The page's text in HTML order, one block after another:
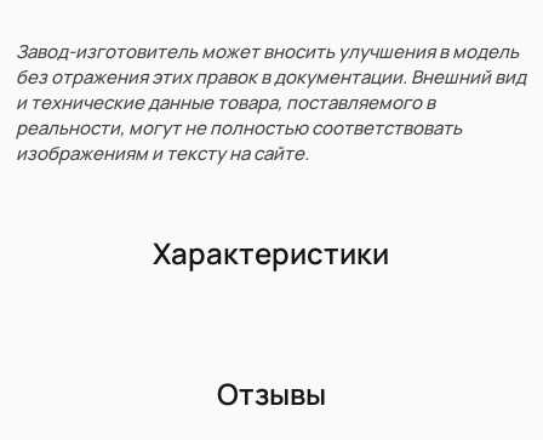
Завод-изготовитель может вносить улучшения в модель
без отражения этих правок в документации. Внешний вид
и технические данные товара, поставляемого в
реальности, могут не полностью соответствовать
изображениям и тексту на сайте.
Характеристики
Отзывы